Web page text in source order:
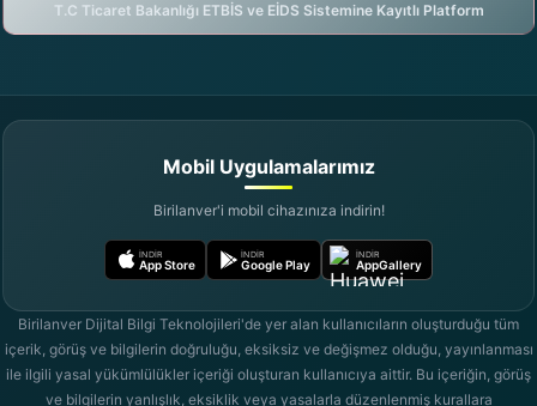
T.C Ticaret Bakanlığı ETBİS ve EİDS Sistemine Kayıtlı Platform
Mobil Uygulamalarımız
Birilanver'i mobil cihazınıza indirin!
İNDIR
App Store
İNDIR
Google Play
İNDIR
AppGallery
Birilanver Dijital Bilgi Teknolojileri'de yer alan kullanıcıların oluşturduğu tüm
içerik, görüş ve bilgilerin doğruluğu, eksiksiz ve değişmez olduğu, yayınlanması
ile ilgili yasal yükümlülükler içeriği oluşturan kullanıcıya aittir. Bu içeriğin, görüş
ve bilgilerin yanlışlık, eksiklik veya yasalarla düzenlenmiş kurallara